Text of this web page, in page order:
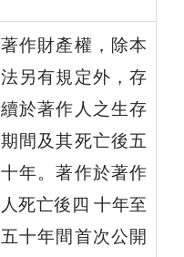
著作財產權，除本
法另有規定外，存
續於著作人之生存
期間及其死亡後五
十年。著作於著作
人死亡後四 十年至
五十年間首次公開